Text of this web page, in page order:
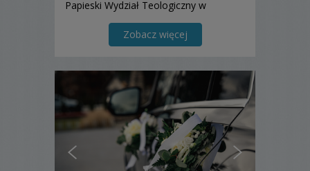
Papieski Wydział Teologiczny w
Zobacz więcej